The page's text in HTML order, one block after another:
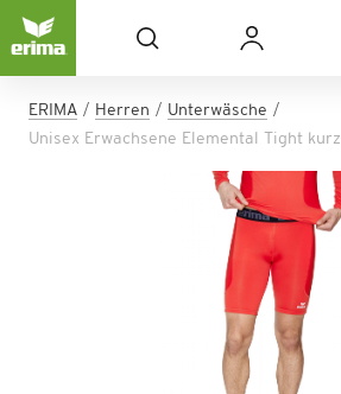
ERIMA Herren
Unterwäsche
Unisex Erwachsene Elemental Tight kurz